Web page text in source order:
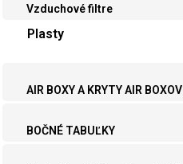
Vzduchové filtre
Plasty
AIR BOXY A KRYTY AIR BOXOV
BOČNÉ TABUĽKY